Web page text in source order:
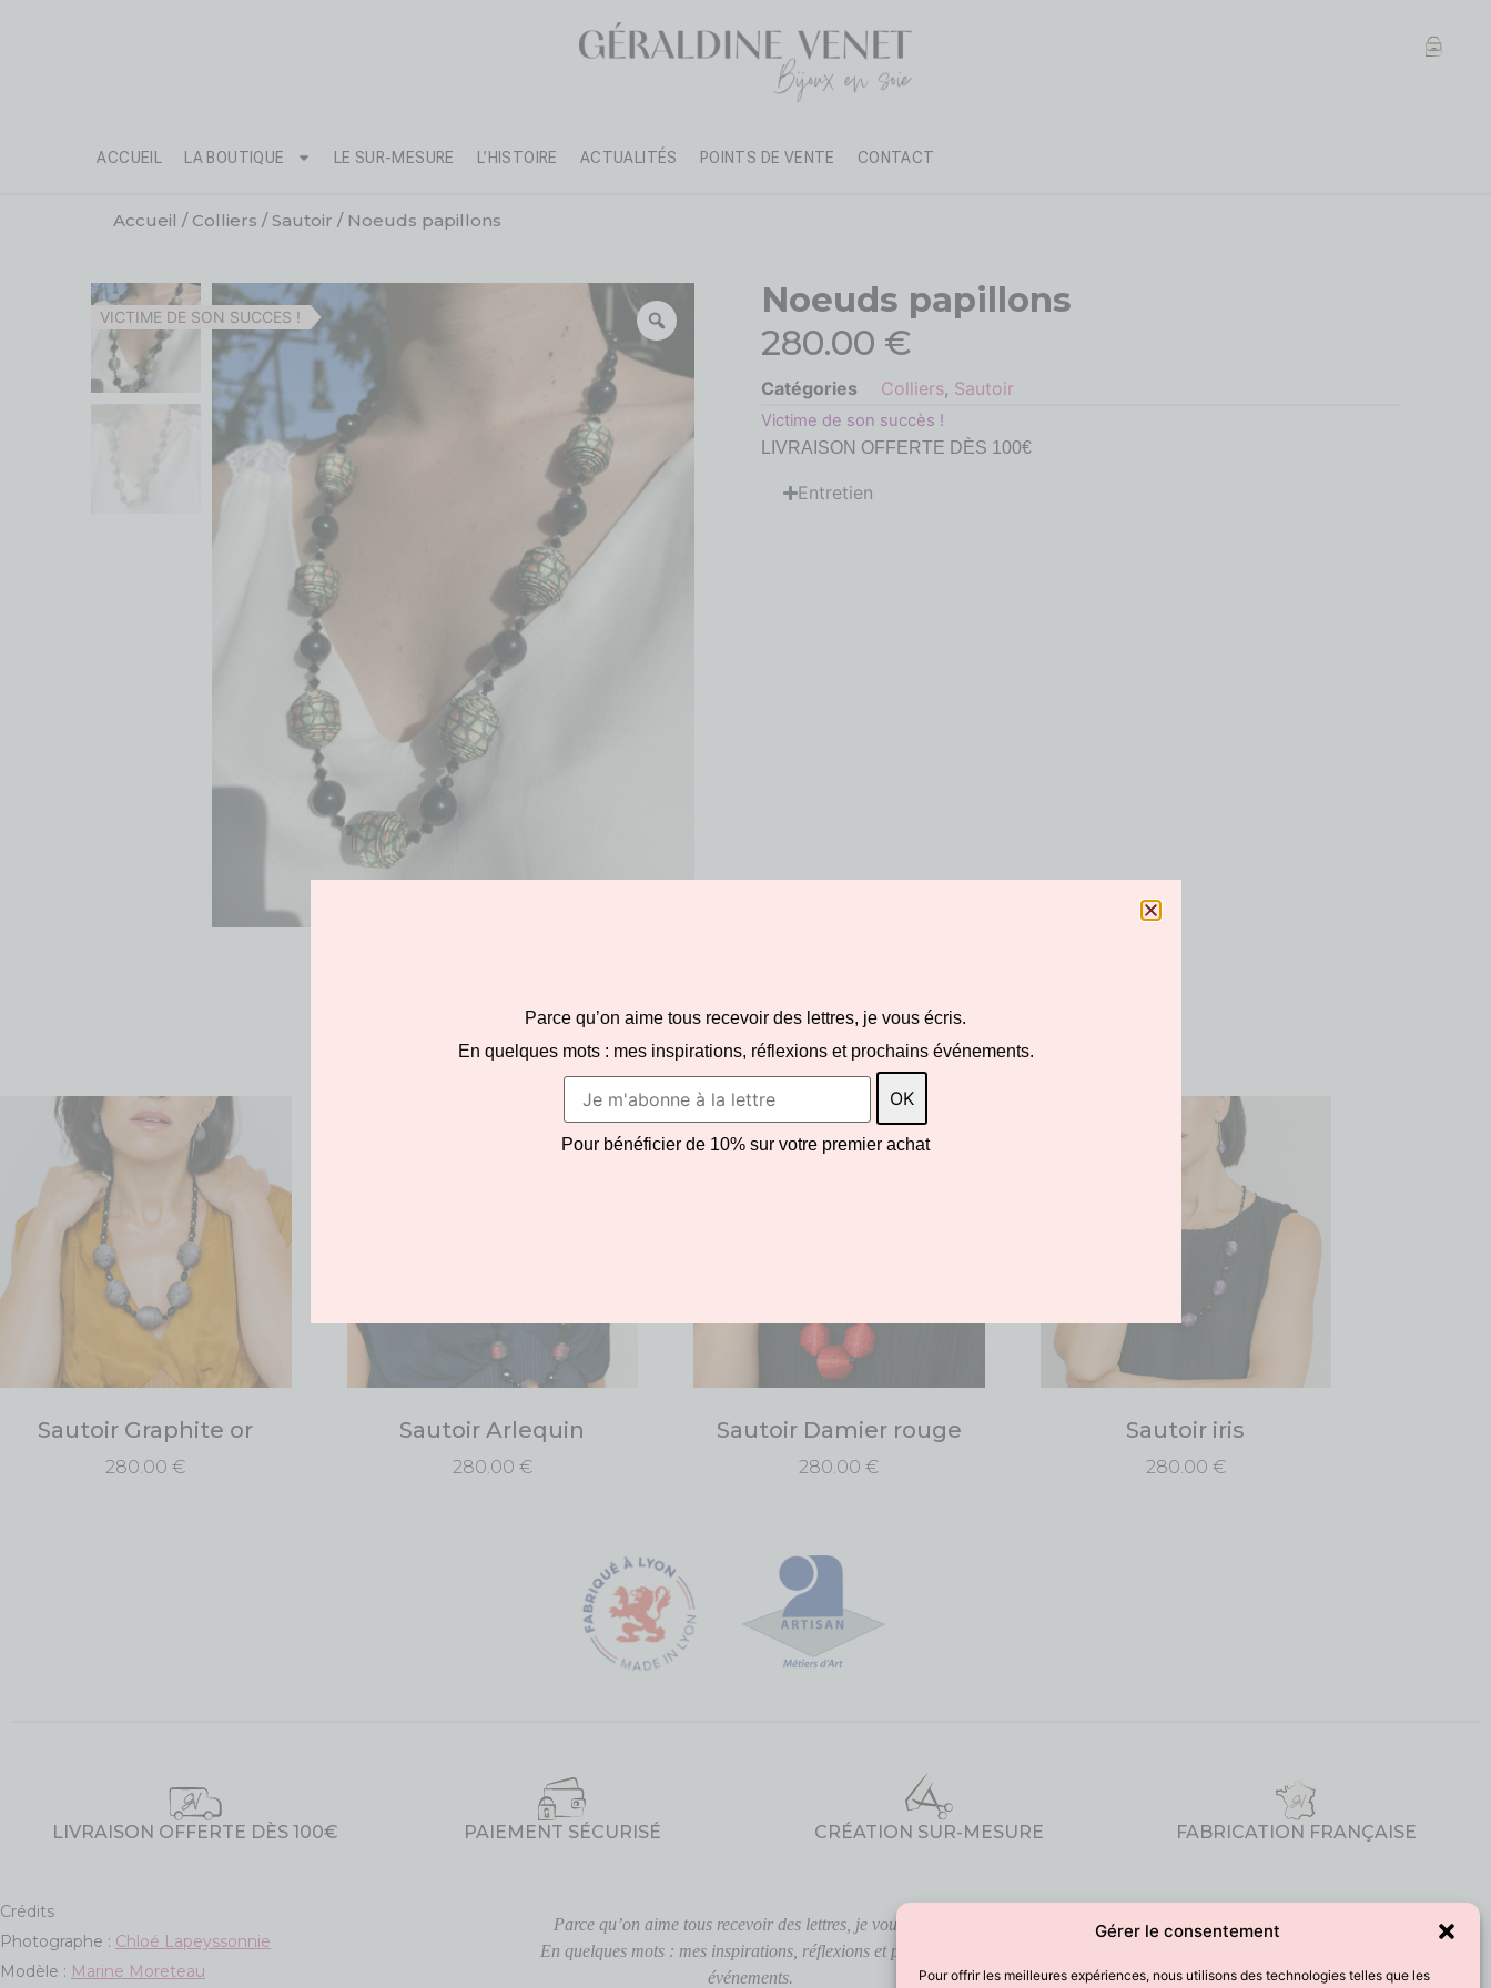
Gérer le consentement
Pour offrir les meilleures expériences, nous utilisons des technologies telles que les
ACCUEIL LA BOUTIQUE LE SUR-MESURE L’HISTOIRE ACTUALITÉS POINTS DE VENTE CONTACT
Accueil / Colliers /Sautoir / Noeuds papillons
VICTIME DE SON SUCCES !
Noeuds papillons
280.00 €
Catégories Colliers, Sautoir
Victime de son succès !
LIVRAISON OFFERTE DÈS 100€
Entretien
Produits similaires
Sautoir Graphite or
280.00€
Sautoir Arlequin
280.00 €
Sautoir Damier rouge
280.00€
Sautoir iris
280.00 €
LIVRAISON OFFERTE DÈS 100€ PAIEMENT SÉCURISÉ CRÉATION SUR-MESURE FABRICATION FRANÇAISE
Crédits
Photographe : Chloé Lapeyssonnie
Modèle : Marine Moreteau
Parce qu’on aime tous recevoir des lettres, je vous écris.
En quelques mots : mes inspirations, réflexions et prochains
événements.
Mentions Légales
Parce qu’on aime tous recevoir des lettres, je vous écris.
En quelques mots : mes inspirations, réflexions et prochains événements.
Pour bénéficier de 10% sur votre premier achat